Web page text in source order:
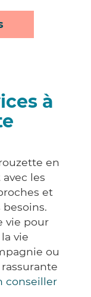
à
en
les
et
besoins.
vie pour
vie
ou
conseiller